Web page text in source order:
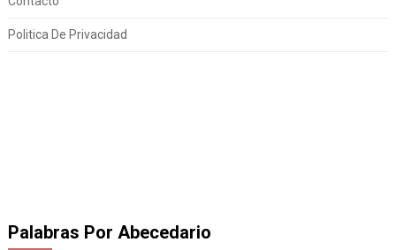
Politica De Privacidad
Palabras Por Abecedario